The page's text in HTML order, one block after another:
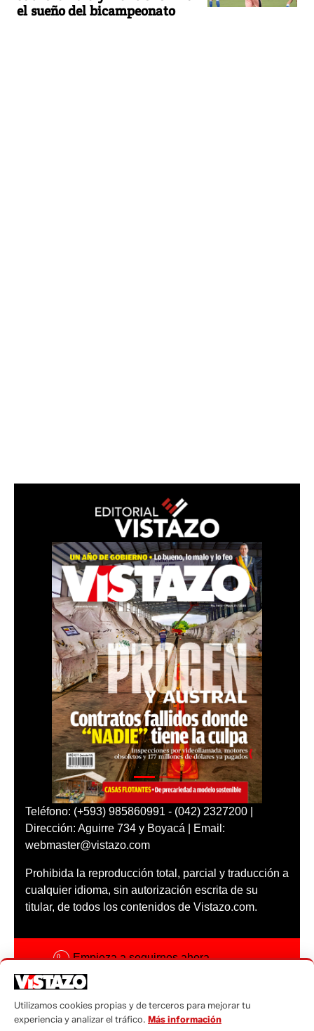
el sueño del bicampeonato
Teléfono: (+593) 985860991 - (042) 2327200 |
Dirección: Aguirre 734 y Boyacá | Email:
webmaster@vistazo.com
Prohibida la reproducción total, parcial y traducción a
cualquier idioma, sin autorización escrita de su
titular, de todos los contenidos de Vistazo.com.
Empieza a seguirnos ahora
Código ética
Utilizamos cookies propias y de terceros para mejorar tu
experiencia y analizar el tráfico. Más información